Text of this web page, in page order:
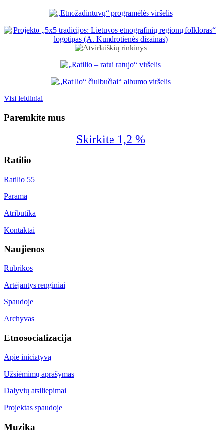
Visi leidiniai
Paremkite mus
Skirkite 1,2 %
Ratilio
Ratilio 55
Parama
Atributika
Kontaktai
Naujienos
Rubrikos
Artėjantys renginiai
Spaudoje
Archyvas
Etnosocializacija
Apie iniciatyvą
Užsiėmimų aprašymas
Dalyvių atsiliepimai
Projektas spaudoje
Muzika